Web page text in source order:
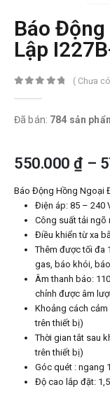
Báo
Lập
( Chưa
Đã bán: 784 sản
550.000₫ –
Báo Động Hồng Ngoại
Điện áp: 85 – 240
Công suất tải ngõ
Điều khiển từ xa
Thêm được tối đa
gas, báo khói,
Âm thanh báo:
chỉnh được âm
Khoảng cách
trên thiết bị)
Thời gian tắt sau
trên thiết bị)
Góc quét : ngang
Độ cao lắp đặt: